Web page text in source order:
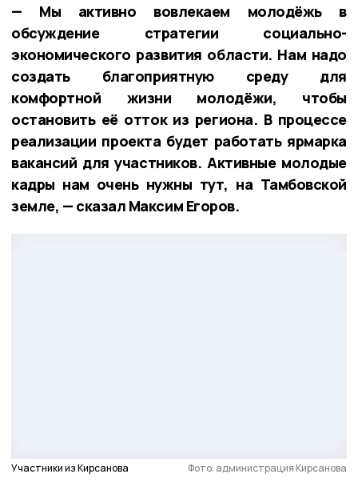
— Мы активно вовлекаем молодёжь в
обсуждение стратегии социально-
экономического развития области. Нам надо
создать благоприятную среду для
комфортной жизни молодёжи, чтобы
остановить её отток из региона. В процессе
реализации проекта будет работать ярмарка
вакансий для участников. Активные молодые
кадры нам очень нужны тут, на Тамбовской
земле, — сказал Максим Егоров.
Участники из Кирсанова Фото: администрация Кирсанова